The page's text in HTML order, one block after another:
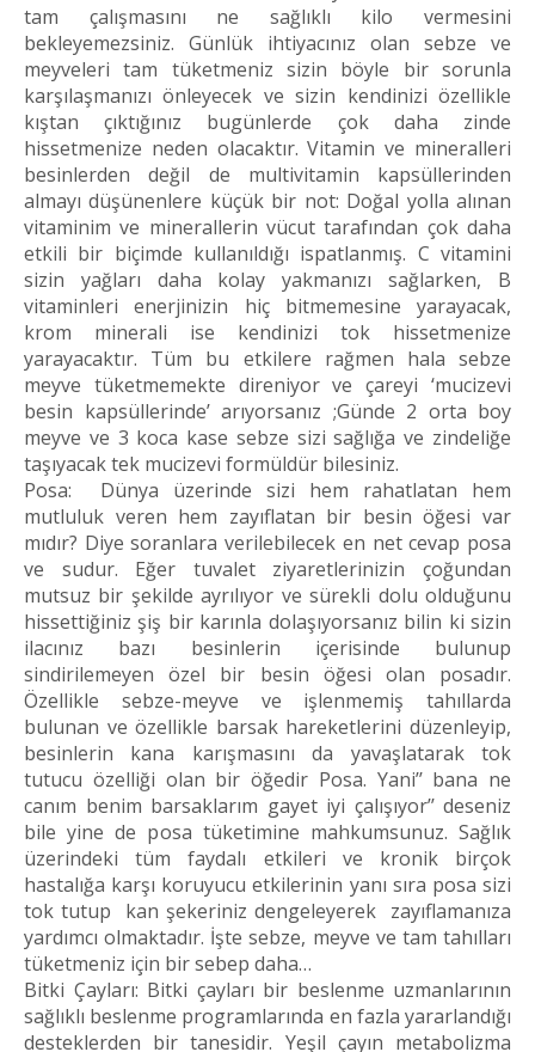
tam çalışmasını ne sağlıklı kilo vermesini
bekleyemezsiniz. Günlük ihtiyacınız olan sebze ve
meyveleri tam tüketmeniz sizin böyle bir sorunla
karşılaşmanızı önleyecek ve sizin kendinizi özellikle
kıştan çıktığınız bugünlerde çok daha zinde
hissetmenize neden olacaktır. Vitamin ve mineralleri
besinlerden değil de multivitamin kapsüllerinden
almayı düşünenlere küçük bir not: Doğal yolla alınan
vitaminim ve minerallerin vücut tarafından çok daha
etkili bir biçimde kullanıldığı ispatlanmış. C vitamini
sizin yağları daha kolay yakmanızı sağlarken, B
vitaminleri enerjinizin hiç bitmemesine yarayacak,
krom minerali ise kendinizi tok hissetmenize
yarayacaktır. Tüm bu etkilere rağmen hala sebze
meyve tüketmemekte direniyor ve çareyi ‘mucizevi
besin kapsüllerinde’ arıyorsanız ;Günde 2 orta boy
meyve ve 3 koca kase sebze sizi sağlığa ve zindeliğe
taşıyacak tek mucizevi formüldür bilesiniz.
Posa: Dünya üzerinde sizi hem rahatlatan hem
mutluluk veren hem zayıflatan bir besin öğesi var
mıdır? Diye soranlara verilebilecek en net cevap posa
ve sudur. Eğer tuvalet ziyaretlerinizin çoğundan
mutsuz bir şekilde ayrılıyor ve sürekli dolu olduğunu
hissettiğiniz şiş bir karınla dolaşıyorsanız bilin ki sizin
ilacınız bazı besinlerin içerisinde bulunup
sindirilemeyen özel bir besin öğesi olan posadır.
Özellikle sebze-meyve ve işlenmemiş tahıllarda
bulunan ve özellikle barsak hareketlerini düzenleyip,
besinlerin kana karışmasını da yavaşlatarak tok
tutucu özelliği olan bir öğedir Posa. Yani’’ bana ne
canım benim barsaklarım gayet iyi çalışıyor’’ deseniz
bile yine de posa tüketimine mahkumsunuz. Sağlık
üzerindeki tüm faydalı etkileri ve kronik birçok
hastalığa karşı koruyucu etkilerinin yanı sıra posa sizi
tok tutup kan şekeriniz dengeleyerek zayıflamanıza
yardımcı olmaktadır. İşte sebze, meyve ve tam tahılları
tüketmeniz için bir sebep daha…
Bitki Çayları: Bitki çayları bir beslenme uzmanlarının
sağlıklı beslenme programlarında en fazla yararlandığı
desteklerden bir tanesidir. Yeşil çayın metabolizma